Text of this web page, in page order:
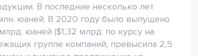
В последние несколько лет
юаней. В 2020 году было выпущено
юаней ($1,32 млрд. по курсу на
группе компаний, превысила 2,5